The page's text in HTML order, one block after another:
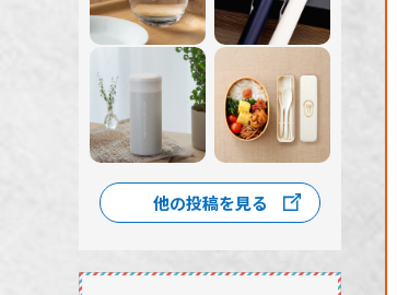
他の投稿を見る